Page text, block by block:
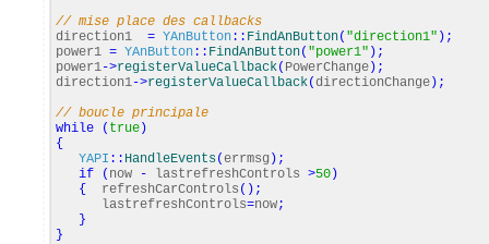
// mise place des callbacks
direction1 = YAnButton :: FindAnButton( "direction1" ) ;
power1 = YAnButton :: FindAnButton( "power1" ) ;
power1->registerValueCallback( PowerChange ) ;
direction1->registerValueCallback(directionChange ) ;
// boucle principale
while
( true )
{
YAPI :: HandleEvents(errmsg ) ;
if
( now - lastrefreshControls >50 )
{
refreshCarControls ( ) ;
lastrefreshControls=now;
}
}